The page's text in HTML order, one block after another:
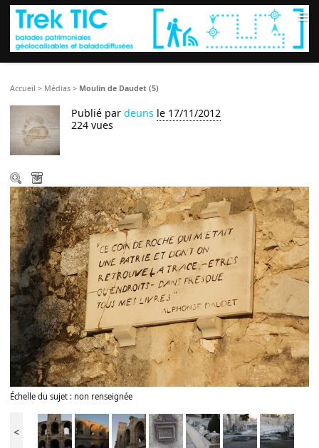
≡
Accueil > Médias > Moulin de Daudet (5)
Publié pardeuns le 17/11/2012
224 vues
Échelle du sujet : non renseignée
<